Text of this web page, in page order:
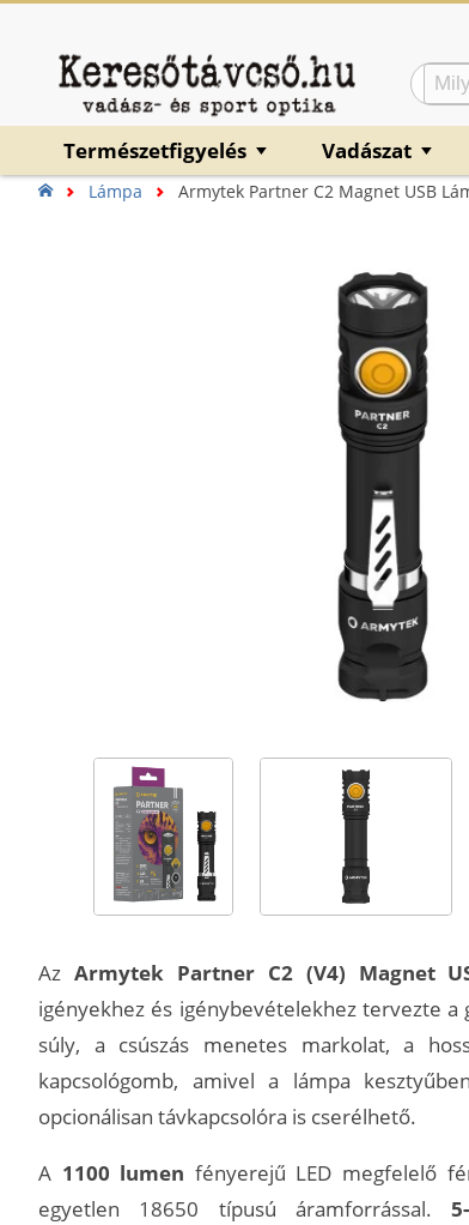
Természetfigyelés ▼ Vadászat ▼
Lámpa Armytek Partner C2 Magnet USB
Az Armytek Partner C2 (V4) Magnet
igényekhez és igénybevételekhez tervezte
súly, a csúszás menetes markolat, a
kapcsológomb, amivel a lámpa
opcionálisan távkapcsolóra is cserélhető.
A 1100 lumen fényerejű LED megfelelő
egyetlen 18650 típusú áramforrással.